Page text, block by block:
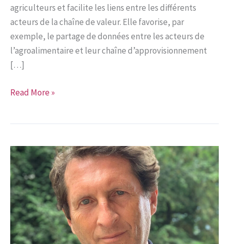
agriculteurs et facilite les liens entre les différents
acteurs de la chaîne de valeur. Elle favorise, par
exemple, le partage de données entre les acteurs de
l’agroalimentaire et leur chaîne d’approvisionnement
[…]
Interview
de
FARMLEAP,
par
ICI
Agrifood
Read More »